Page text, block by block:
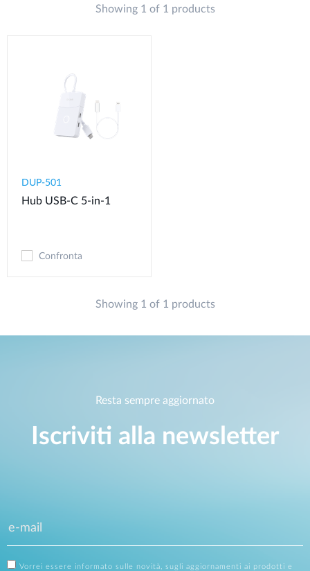
Showing 1 of 1 products
DUP-501
Hub USB-C 5-in-1
Confronta
Showing 1 of 1 products
Resta sempre aggiornato
Iscriviti alla newsletter
Vorrei essere informato sulle novità, sugli aggiornamenti ai prodotti e